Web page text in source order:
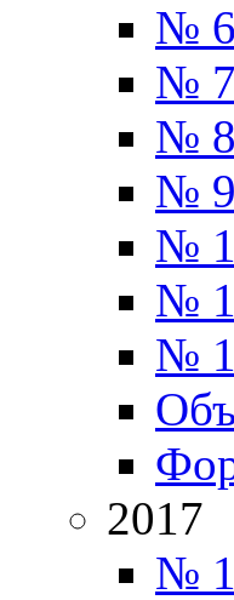
№
№
№
№
№
№
№
2017
№